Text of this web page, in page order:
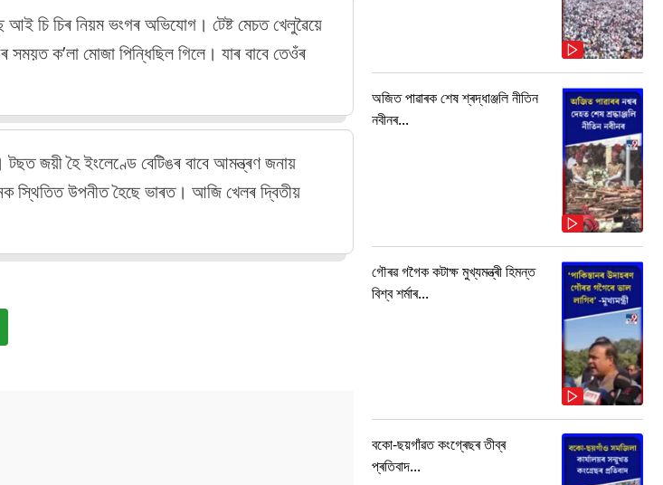
চি চিৰ নিয়ম ভংগৰ অভিযোগ। টেষ্ট মেচত খেলুৱৈয়ে
সময়ত ক’লা মোজা পিন্ধিছিল গিলে। যাৰ বাবে তেওঁৰ
জয়ী হৈ ইংলেণ্ডে বেটিঙৰ বাবে আমন্ত্ৰণ জনায়
উপনীত হৈছে ভাৰত। আজি খেলৰ দ্বিতীয়
অজিত পাৱাৰক শেষ শ্ৰদ্ধাঞ্জলি নীতিন
নবীনৰ...
গৌৰৱ গগৈক কটাক্ষ মুখ্যমন্ত্ৰী হিমন্ত
বিশ্ব শৰ্মাৰ...
বকো-ছয়গাঁৱত কংগ্ৰেছৰ তীব্ৰ
প্ৰতিবাদ...